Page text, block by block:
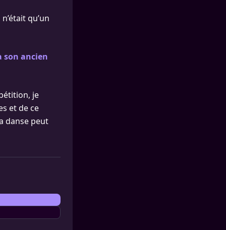
qu’un
son ancien
je
et de ce
danse peut